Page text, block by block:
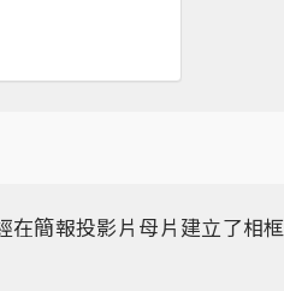
在簡報投影片母片建立了相